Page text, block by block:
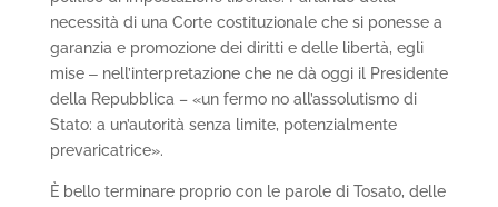
necessità di una Corte costituzionale che si ponesse a
garanzia e promozione dei diritti e delle libertà, egli
mise ‒ nell’interpretazione che ne dà oggi il Presidente
della Repubblica – «un fermo no all’assolutismo di
Stato: a un’autorità senza limite, potenzialmente
prevaricatrice».
È bello terminare proprio con le parole di Tosato, delle